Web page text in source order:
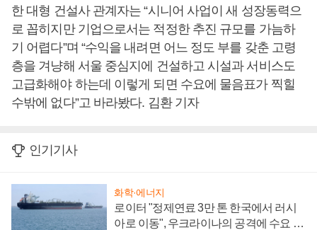
한 대형 건설사 관계자는 “시니어 사업이 새 성장동력으
로 꼽히지만 기업으로서는 적정한 추진 규모를 가늠하
기 어렵다”며 “수익을 내려면 어느 정도 부를 갖춘 고령
층을 겨냥해 서울 중심지에 건설하고 시설과 서비스도
고급화해야 하는데 이렇게 되면 수요에 물음표가 찍힐
수밖에 없다”고 바라봤다. 김환 기자
인기기사
화학·에너지
로이터 "정제연료 3만 톤 한국에서 러시
아로 이동", 우크라이나의 공격에 수요 늘